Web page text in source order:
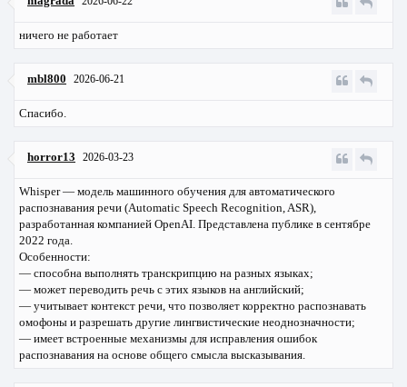
ничего не работает
mbl800 2026-06-21
Спасибо.
horror13 2026-03-23
Whisper — модель машинного обучения для автоматического
распознавания речи (Automatic Speech Recognition, ASR),
разработанная компанией OpenAI. Представлена публике в сентябре
2022 года.
Особенности:
— способна выполнять транскрипцию на разных языках;
— может переводить речь с этих языков на английский;
— учитывает контекст речи, что позволяет корректно распознавать
омофоны и разрешать другие лингвистические неоднозначности;
— имеет встроенные механизмы для исправления ошибок
распознавания на основе общего смысла высказывания.